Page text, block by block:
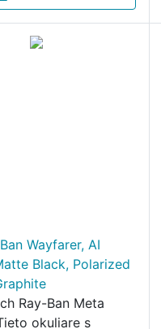
Wayfarer, AI
Black, Polarized
Ray-Ban Meta
okuliare s